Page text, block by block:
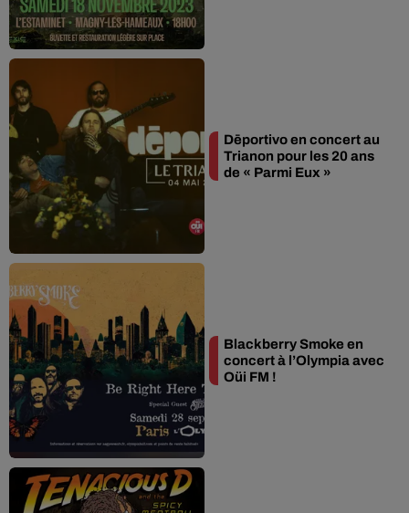
Dēportivo en concert au
Trianon pour les 20 ans
de « Parmi Eux »
Blackberry Smoke en
concert à l’Olympia avec
Oüi FM !